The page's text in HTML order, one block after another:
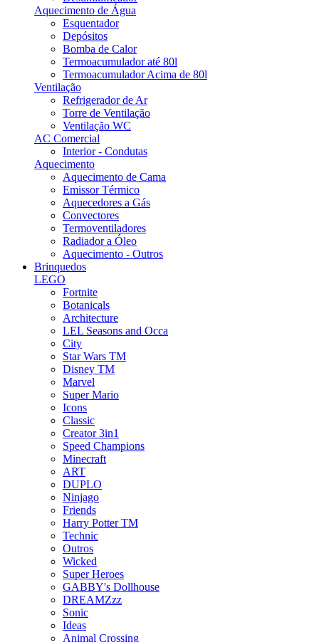
Aquecimento de Água
Esquentador
Depósitos
Bomba de Calor
Termoacumulador até 80l
Termoacumulador Acima de 80l
Ventilação
Refrigerador de Ar
Torre de Ventilação
Ventilação WC
AC Comercial
Interior - Condutas
Aquecimento
Aquecimento de Cama
Emissor Térmico
Aquecedores a Gás
Convectores
Termoventiladores
Radiador a Óleo
Aquecimento - Outros
Brinquedos
LEGO
Fortnite
Botanicals
Architecture
LEL Seasons and Occa
City
Star Wars TM
Disney TM
Marvel
Super Mario
Icons
Classic
Creator 3in1
Speed Champions
Minecraft
ART
DUPLO
Ninjago
Friends
Harry Potter TM
Technic
Outros
Wicked
Super Heroes
GABBY's Dollhouse
DREAMZzz
Sonic
Ideas
Animal Crossing